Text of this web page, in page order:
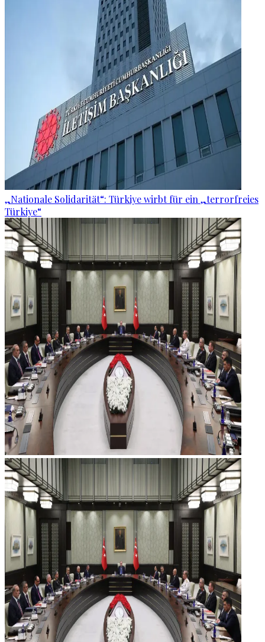
„Nationale Solidarität“: Türkiye wirbt für ein „terrorfreies
Türkiye“